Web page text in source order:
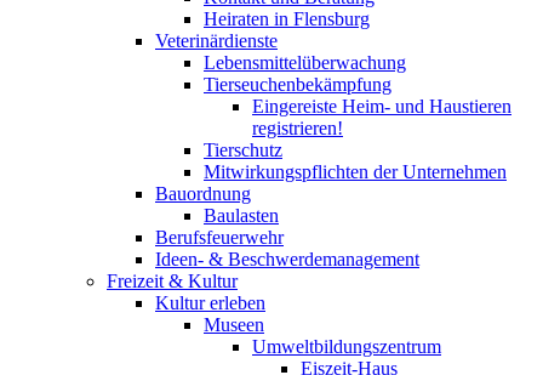
Heiraten in Flensburg
Veterinärdienste
Lebensmittelüberwachung
Tierseuchenbekämpfung
Eingereiste Heim- und Haustieren
registrieren!
Tierschutz
Mitwirkungspflichten der Unternehmen
Bauordnung
Baulasten
Berufsfeuerwehr
Ideen- & Beschwerdemanagement
Freizeit & Kultur
Kultur erleben
Museen
Umweltbildungszentrum
Eiszeit-Haus